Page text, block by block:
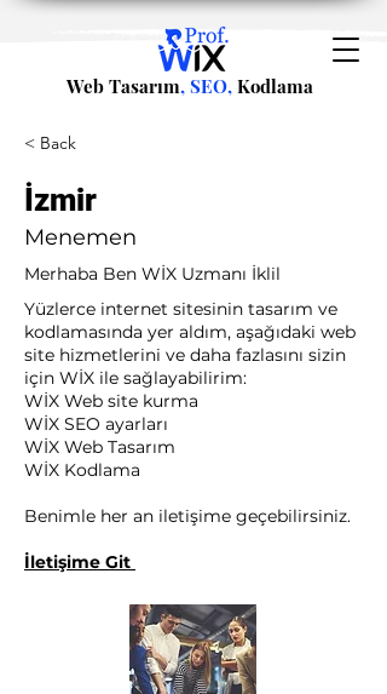
Web Tasarım, SEO, Kodlama
< Back
İzmir
Menemen
Merhaba Ben WİX Uzmanı İklil
Yüzlerce internet sitesinin tasarım ve
kodlamasında yer aldım, aşağıdaki web
site hizmetlerini ve daha fazlasını sizin
için WİX ile sağlayabilirim:​ ​
WİX Web site kurma
WİX SEO ayarları
WİX Web Tasarım
WİX Kodlama ​
Benimle her an iletişime geçebilirsiniz.
İletişime Git